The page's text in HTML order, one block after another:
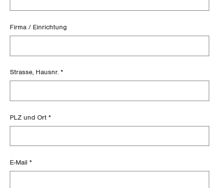
Firma / Einrichtung
Strasse, Hausnr. *
PLZ und Ort *
E-Mail *